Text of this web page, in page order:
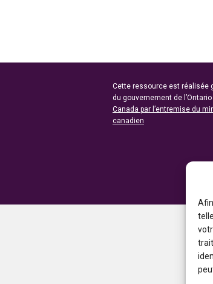
Cette ressource est réalisée
du gouvernement de
Canada par l’entremise du
canadien